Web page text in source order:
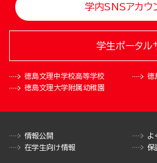
学内SNSアカウ
徳島文理中学校高等学校
徳
徳島文理大学附属幼稚園
学生ポータル
情報公開
よ
在学生向け情報
保